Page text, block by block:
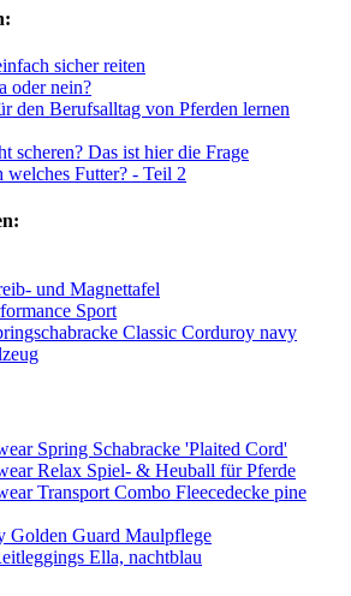
sicher reiten
oder nein?
den Berufsalltag von Pferden lernen
scheren? Das ist hier die Frage
welches Futter? - Teil 2
und Magnettafel
Sport
Classic Corduroy navy
Spring Schabracke 'Plaited Cord'
Relax Spiel- & Heuball für Pferde
Transport Combo Fleecedecke pine
Golden Guard Maulpflege
Ella, nachtblau